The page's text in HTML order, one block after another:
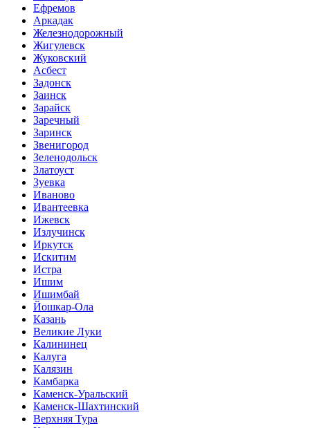
Ефремов
Аркадак
Железнодорожный
Жигулевск
Жуковский
Асбест
Задонск
Заинск
Зарайск
Заречный
Заринск
Звенигород
Зеленодольск
Златоуст
Зуевка
Иваново
Ивантеевка
Ижевск
Излучинск
Иркутск
Искитим
Истра
Ишим
Ишимбай
Йошкар-Ола
Казань
Великие Луки
Калининец
Калуга
Калязин
Камбарка
Каменск-Уральский
Каменск-Шахтинский
Верхняя Тура